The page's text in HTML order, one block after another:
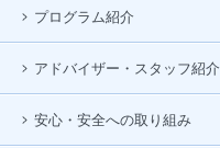
プログラム紹介
アドバイザー・スタッフ紹介
安心・安全への取り組み